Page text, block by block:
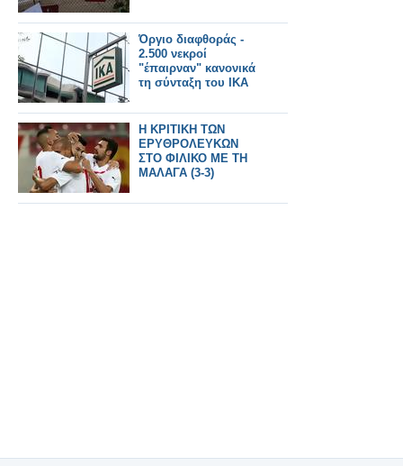
Όργιο διαφθοράς -
2.500 νεκροί
"έπαιρναν" κανονικά
τη σύνταξη του ΙΚΑ
Η ΚΡΙΤΙΚΗ ΤΩΝ
ΕΡΥΘΡΟΛΕΥΚΩΝ
ΣΤΟ ΦΙΛΙΚΟ ΜΕ ΤΗ
ΜΑΛΑΓΑ (3-3)